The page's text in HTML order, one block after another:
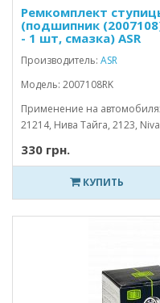
Ремкомплект
(подшипник
- 1 шт, смазка) ASR
Производитель: ASR
Модель: 2007108RK
Применение на
21214, Нива Тайга, 2123,
330 грн.
КУПИТЬ